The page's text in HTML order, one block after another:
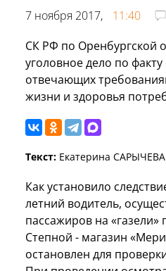
7 ноября 2017,
11:40
СК РФ по Оренбургской
уголовное дело по факту
отвечающих
жизни и здоровья
Текст: Екатерина САРЫЧЕВА
Как установило
летний водитель,
пассажиров на
Степной - магазин
остановлен для